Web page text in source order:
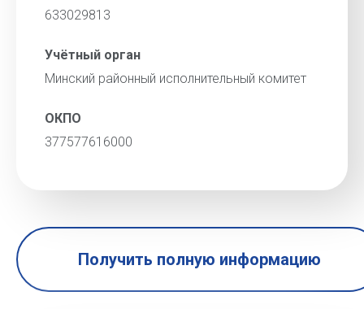
633029813
Учётный орган
Минский районный исполнительный комитет
ОКПО
377577616000
Получить полную информацию